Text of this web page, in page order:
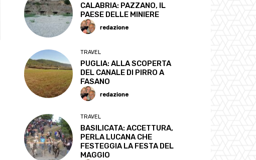
CALABRIA: PAZZANO, IL
PAESE DELLE MINIERE
redazione
TRAVEL
PUGLIA: ALLA SCOPERTA
DEL CANALE DI PIRRO A
FASANO
redazione
TRAVEL
BASILICATA: ACCETTURA,
PERLA LUCANA CHE
FESTEGGIA LA FESTA DEL
MAGGIO